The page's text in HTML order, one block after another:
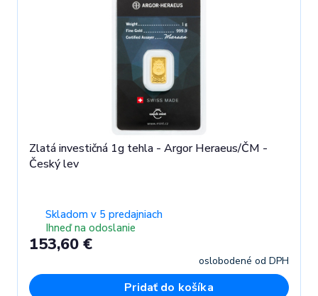
Zlatá investičná 1g tehla - Argor Heraeus/ČM -
Český lev
Skladom v 5 predajniach
Ihneď na odoslanie
153,60 €
oslobodené od DPH
Pridať do košíka